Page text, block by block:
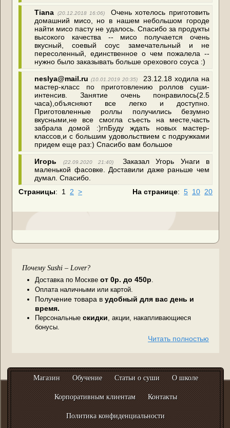
Tiana (20.12.2018 16:06)
Очень хотелось приготовить
домашний мисо, но в нашем небольшом городе
найти мисо пасту не удалось. Спасибо за продукты
высокого качества -- мисо получается очень
вкусный, соевый соус замечательный и не
пересоленный, единственное о чем пожалела --
нужно было заказывать больше орехового соуса :)
neslya@mail.ru (10.01.2019 20:35)
23.12.18 ходила на
мастер-класс по приготовлению роллов суши-
интенсив. Занятие очень понравилось(2.5
часа),объясняют все легко и доступно.
Приготовленные роллы получились безумно
вкусными,не все смогла съесть на месте,часть
забрала домой :)rnБуду ждать новых мастер-
классов,и с большим удовольствием с подружками
придем еще раз:) Спасибо вам большое
Игорь (22.09.2020 21:40)
Заказал Угорь Унаги в
маленькой фасовке. Доставили даже раньше чем
думал. Спасибо.
На странице: 5 10 20
Страницы: 1 2 >
Почему Sushi – Lover?
Доставка по Москве от 0р. до 450р.
Оплата наличными или картой.
Получение товара в удобный для вас день и
время.
Персональные скидки, акции, накапливающиеся
бонусы.
Читать полностью
Магазин Обучение Статьи о суши О школе
Корпоративным клиентам Контакты
Политика конфиденциальности